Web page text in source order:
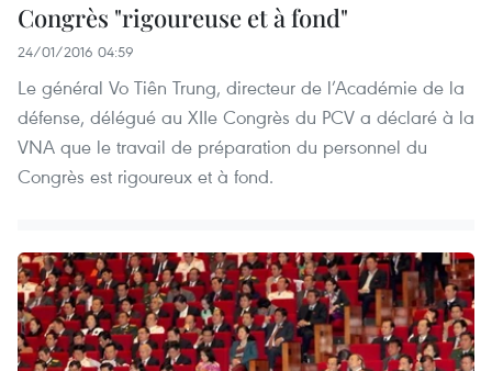
Congrès "rigoureuse et à fond"
24/01/2016 04:59
Le général Vo Tiên Trung, directeur de l’Académie de la
défense, délégué au XIIe Congrès du PCV a déclaré à la
VNA que le travail de préparation du personnel du
Congrès est rigoureux et à fond.